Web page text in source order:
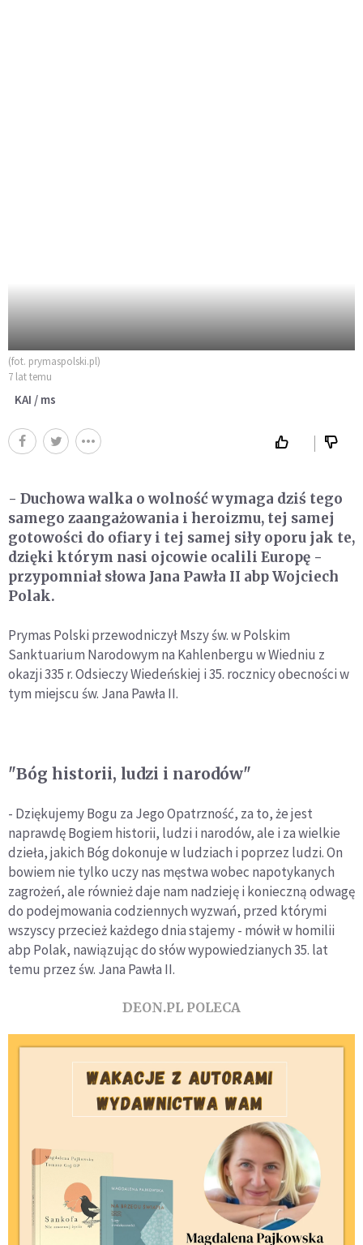
(fot. prymaspolski.pl)
7 lat temu
KAI / ms
- Duchowa walka o wolność wymaga dziś tego
samego zaangażowania i heroizmu, tej samej
gotowości do ofiary i tej samej siły oporu jak te,
dzięki którym nasi ojcowie ocalili Europę -
przypomniał słowa Jana Pawła II abp Wojciech
Polak.
Prymas Polski przewodniczył Mszy św. w Polskim
Sanktuarium Narodowym na Kahlenbergu w Wiedniu z
okazji 335 r. Odsieczy Wiedeńskiej i 35. rocznicy obecności w
tym miejscu św. Jana Pawła II.
"Bóg historii, ludzi i narodów"
- Dziękujemy Bogu za Jego Opatrzność, za to, że jest
naprawdę Bogiem historii, ludzi i narodów, ale i za wielkie
dzieła, jakich Bóg dokonuje w ludziach i poprzez ludzi. On
bowiem nie tylko uczy nas męstwa wobec napotykanych
zagrożeń, ale również daje nam nadzieję i konieczną odwagę
do podejmowania codziennych wyzwań, przed którymi
wszyscy przecież każdego dnia stajemy - mówił w homilii
abp Polak, nawiązując do słów wypowiedzianych 35. lat
temu przez św. Jana Pawła II.
DEON.PL POLECA